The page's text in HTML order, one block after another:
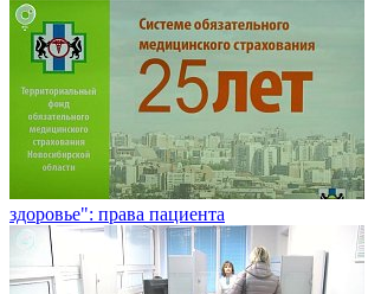
здоровье": права пациента